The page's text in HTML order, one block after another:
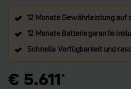
12 Monate Gewährleistung auf
12 Monate Batteriegarantie
Schnelle Verfügbarkeit und
€ 5.611